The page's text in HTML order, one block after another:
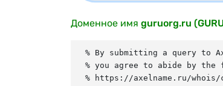
Доменное имя guruorg.ru
% By submitting a query to
% you agree to abide by
% https://axelname.ru/